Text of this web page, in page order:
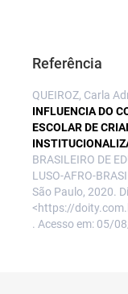
Referência
QUEIROZ, Carla
INFLUENCIA DO
ESCOLAR DE
BRASILEIRO DE
LUSO-AFRO-
São Paulo, 2020.
<https://
. Acesso em: 05/